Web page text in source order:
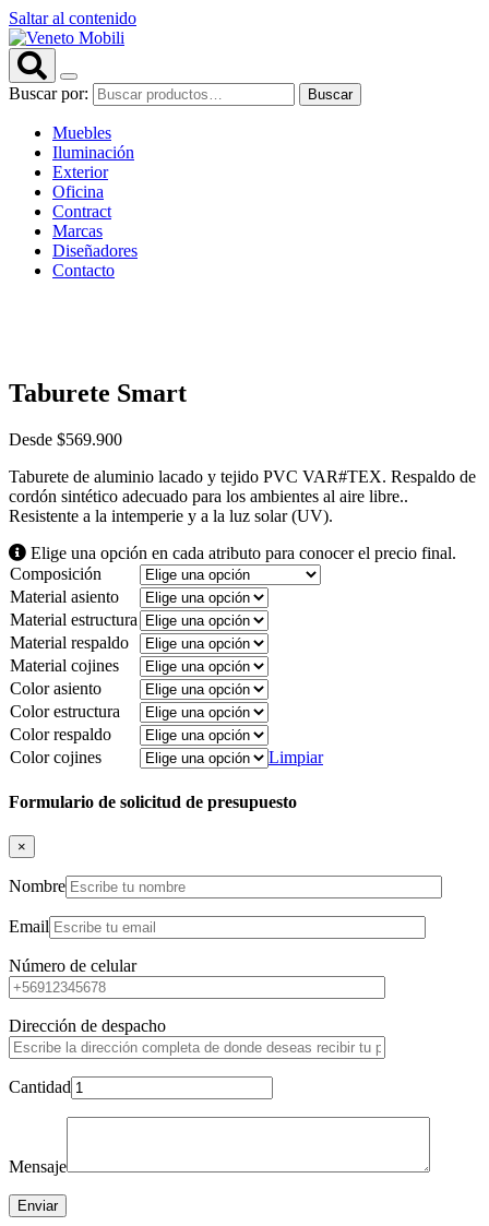
Saltar al contenido
Buscar por: Buscar
Muebles
Iluminación
Exterior
Oficina
Contract
Marcas
Diseñadores
Contacto
Taburete Smart
Desde $569.900
Taburete de aluminio lacado y tejido PVC VAR#TEX. Respaldo de
cordón sintético adecuado para los ambientes al aire libre..
Resistente a la intemperie y a la luz solar (UV).
Elige una opción en cada atributo para conocer el precio final.
Composición
Material asiento
Material estructura
Material respaldo
Material cojines
Color asiento
Color estructura
Color respaldo
Color cojines
Limpiar
Formulario de solicitud de presupuesto
×
Nombre
Email
Número de celular
Dirección de despacho
Cantidad
Mensaje